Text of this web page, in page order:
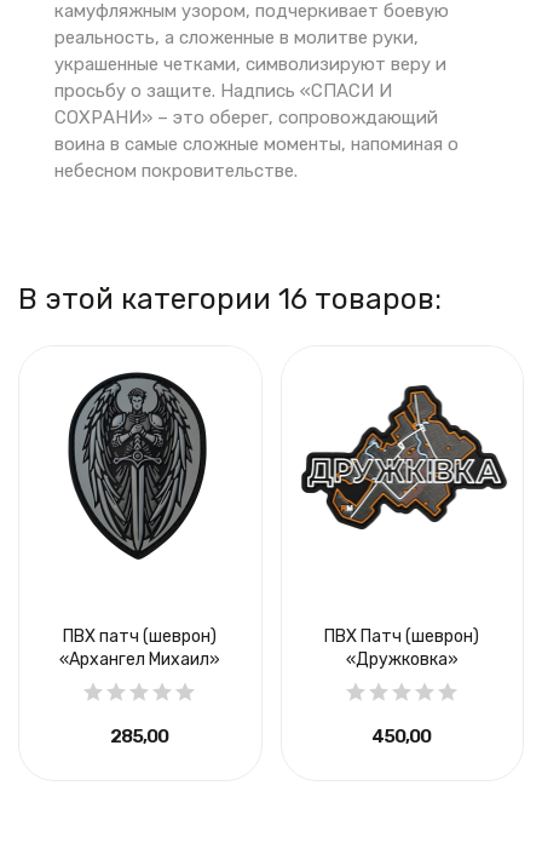
камуфляжным узором, подчеркивает боевую
реальность, а сложенные в молитве руки,
украшенные четками, символизируют веру и
просьбу о защите. Надпись «СПАСИ И
СОХРАНИ» – это оберег, сопровождающий
воина в самые сложные моменты, напоминая о
небесном покровительстве.
В этой категории 16 товаров:
ПВХ патч (шеврон)
«Архангел Михаил»
285,00 ₴
ПВХ Патч (шеврон)
«Дружковка»
450,00 ₴